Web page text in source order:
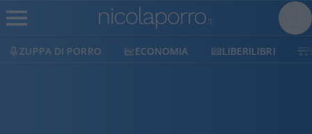
PORRO ECONOMIA LIBERILIBRI SHOP